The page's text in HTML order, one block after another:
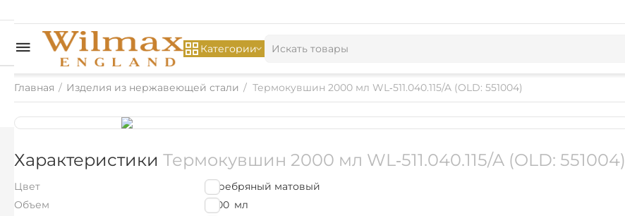
Категории
Главная / Изделия из нержавеющей стали / Термокувшин 2000 мл WL‑511.040.115/A (OLD: 551004)
Характеристики Термокувшин 2000 мл WL‑511.040.115/A (OLD: 551004)
Цвет
Серебряный матовый
Объем
2000 мл